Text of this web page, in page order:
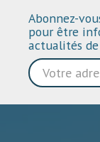
Abonnez-
pour être
actualités de